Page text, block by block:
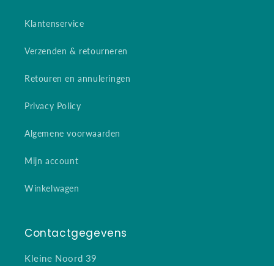
Klantenservice
Verzenden & retourneren
Retouren en annuleringen
Privacy Policy
Algemene voorwaarden
Mijn account
Winkelwagen
Contactgegevens
Kleine Noord 39